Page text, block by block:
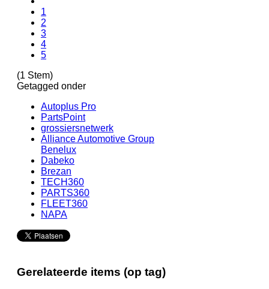
1
2
3
4
5
(1 Stem)
Getagged onder
Autoplus Pro
PartsPoint
grossiersnetwerk
Alliance Automotive Group
Benelux
Dabeko
Brezan
TECH360
PARTS360
FLEET360
NAPA
Gerelateerde items (op tag)